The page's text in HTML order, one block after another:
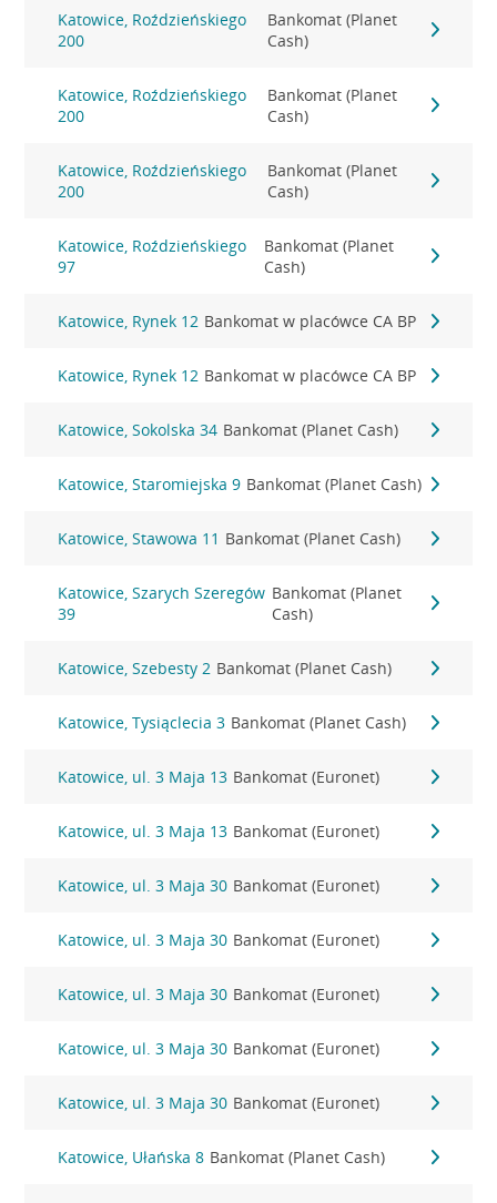
Katowice, Roździeńskiego
200
Bankomat (Planet
Cash)
Katowice, Roździeńskiego
200
Bankomat (Planet
Cash)
Katowice, Roździeńskiego
200
Bankomat (Planet
Cash)
Katowice, Roździeńskiego
97
Bankomat (Planet
Cash)
Katowice, Rynek 12 Bankomat w placówce CA BP
Katowice, Rynek 12 Bankomat w placówce CA BP
Katowice, Sokolska 34 Bankomat (Planet Cash)
Katowice, Staromiejska 9 Bankomat (Planet Cash)
Katowice, Stawowa 11 Bankomat (Planet Cash)
Katowice, Szarych Szeregów
39
Bankomat (Planet
Cash)
Katowice, Szebesty 2 Bankomat (Planet Cash)
Katowice, Tysiąclecia 3 Bankomat (Planet Cash)
Katowice, ul. 3 Maja 13 Bankomat (Euronet)
Katowice, ul. 3 Maja 13 Bankomat (Euronet)
Katowice, ul. 3 Maja 30 Bankomat (Euronet)
Katowice, ul. 3 Maja 30 Bankomat (Euronet)
Katowice, ul. 3 Maja 30 Bankomat (Euronet)
Katowice, ul. 3 Maja 30 Bankomat (Euronet)
Katowice, ul. 3 Maja 30 Bankomat (Euronet)
Katowice, Ułańska 8 Bankomat (Planet Cash)